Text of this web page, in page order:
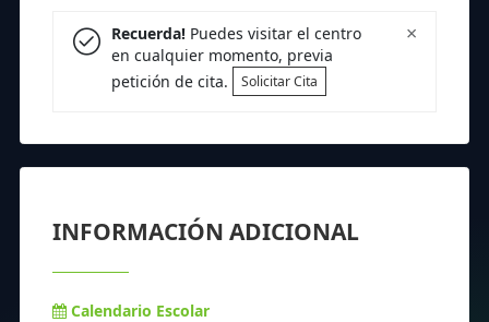
×
Recuerda!Puedes visitar el centro
en cualquier momento, previa
petición de cita.
Solicitar Cita
INFORMACIÓN ADICIONAL
Calendario Escolar